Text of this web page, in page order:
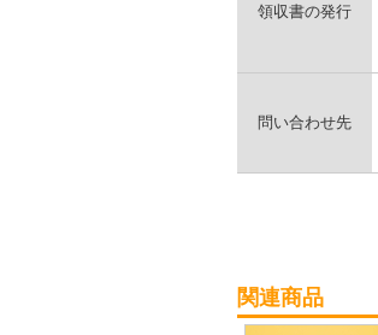
領収書の発行
問い合わせ先
関連商品